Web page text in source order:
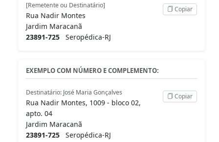
[Remetente ou Destinatário]
Rua Nadir Montes
Jardim Maracanã
23891-725 Seropédica-RJ
Copiar
EXEMPLO COM NÚMERO E COMPLEMENTO:
Destinatário: José Maria Gonçalves
Rua Nadir Montes, 1009 - bloco 02,
apto. 04
Jardim Maracanã
23891-725 Seropédica-RJ
Copiar